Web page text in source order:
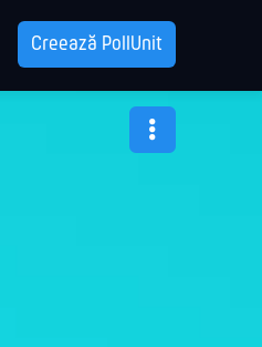
Creează PollUnit